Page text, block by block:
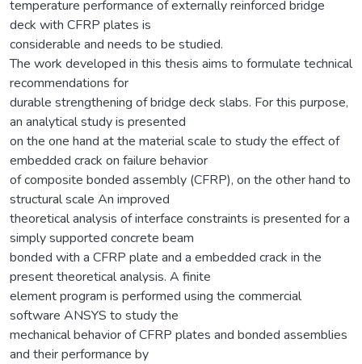
temperature performance of externally reinforced bridge
deck with CFRP plates is
considerable and needs to be studied.
The work developed in this thesis aims to formulate technical
recommendations for
durable strengthening of bridge deck slabs. For this purpose,
an analytical study is presented
on the one hand at the material scale to study the effect of
embedded crack on failure behavior
of composite bonded assembly (CFRP), on the other hand to
structural scale An improved
theoretical analysis of interface constraints is presented for a
simply supported concrete beam
bonded with a CFRP plate and a embedded crack in the
present theoretical analysis. A finite
element program is performed using the commercial
software ANSYS to study the
mechanical behavior of CFRP plates and bonded assemblies
and their performance by